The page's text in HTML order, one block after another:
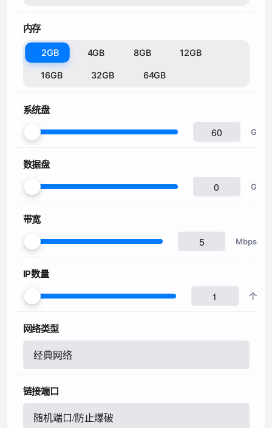
内存
2GB 4GB 8GB 12GB
16GB 32GB 64GB
系统盘
G
数据盘
G
带宽
Mbps
IP数量
个
网络类型
经典网络
链接端口
随机端口/防止爆破